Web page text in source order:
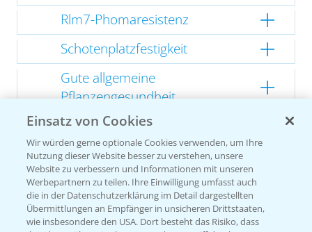
Rlm7-Phomaresistenz
Schotenplatzfestigkeit
Gute allgemeine
Pflanzengesundheit
Kompakte Herbstentwicklung
Empfehlungen
Einsatz von Cookies
Wir würden gerne optionale Cookies verwenden, um Ihre
Nutzung dieser Website besser zu verstehen, unsere
Website zu verbessern und Informationen mit unseren
Werbepartnern zu teilen. Ihre Einwilligung umfasst auch
die in der Datenschutzerklärung im Detail dargestellten
Übermittlungen an Empfänger in unsicheren Drittstaaten,
wie insbesondere den USA. Dort besteht das Risiko, dass